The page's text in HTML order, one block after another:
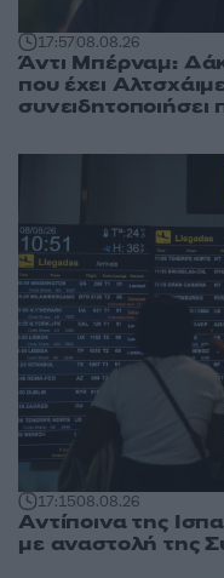
17:5708.08.26
Άντι Μπέρναμ:
που έχει
17:1508.08.26
Αντίποινα της
με αναστολή της